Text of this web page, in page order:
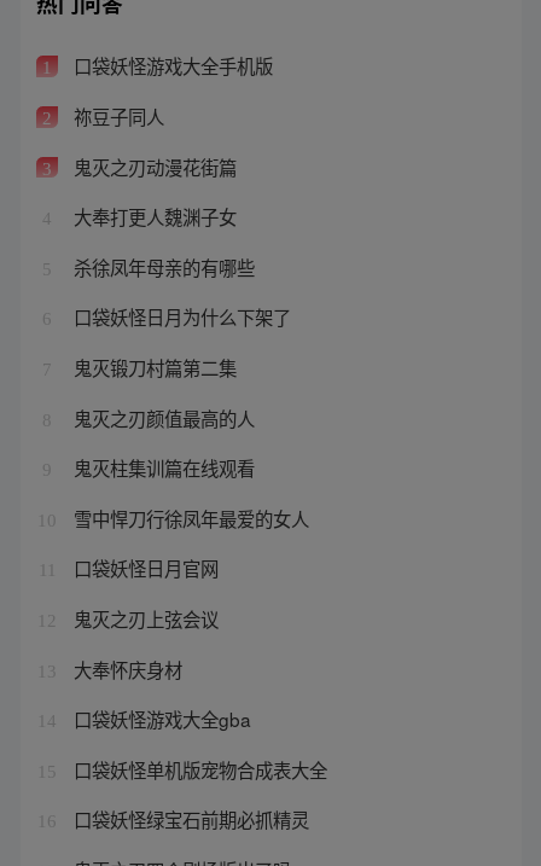
1 口袋妖怪游戏大全手机版
2 祢豆子同人
3 鬼灭之刃动漫花街篇
4 大奉打更人魏渊子女
5 杀徐凤年母亲的有哪些
6 口袋妖怪日月为什么下架了
7 鬼灭锻刀村篇第二集
8 鬼灭之刃颜值最高的人
9 鬼灭柱集训篇在线观看
10 雪中悍刀行徐凤年最爱的女人
口袋妖怪日月官网
12 鬼灭之刃上弦会议
13 大奉怀庆身材
14 口袋妖怪游戏大全gba
15 口袋妖怪单机版宠物合成表大全
16 口袋妖怪绿宝石前期必抓精灵